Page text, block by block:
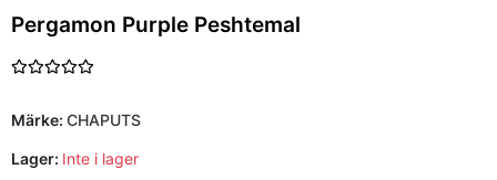
Pergamon Purple Peshtemal
Märke: CHAPUTS
Lager: Inte i lager